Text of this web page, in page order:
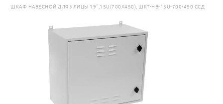
ШКАФ НАВЕСНОЙ ДЛЯ УЛИЦЫ 19”,15U(700X450), ШКТ-НВ-15U-700-450 ССД